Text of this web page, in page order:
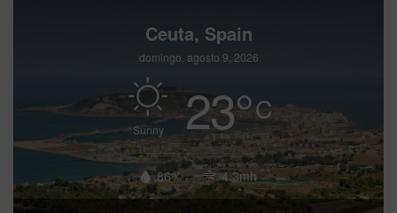
Ceuta, Spain
domingo, agosto 9, 2026
Sunny 23°C
86% 4.3mh